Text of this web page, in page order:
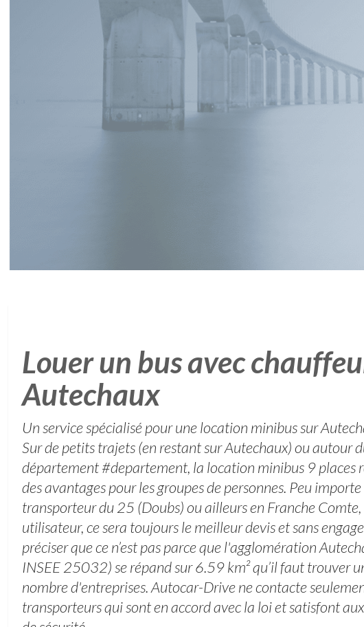
Louer un bus avec
Autechaux
Un service spécialisé pour une location minibus sur
Sur de petits trajets (en restant sur Autechaux) ou autour
département #departement, la location minibus 9 places
des avantages pour les groupes de personnes. Peu
transporteur du 25 (Doubs) ou ailleurs en Franche
utilisateur, ce sera toujours le meilleur devis et sans
préciser que ce n’est pas parce que l'agglomération
INSEE 25032) se répand sur 6.59 km² qu’il faut trouver
nombre d'entreprises. Autocar-Drive ne contacte
transporteurs qui sont en accord avec la loi et satisfont